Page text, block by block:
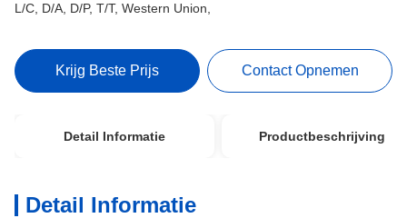
L/C, D/A, D/P, T/T, Western Union,
Krijg Beste Prijs Contact Opnemen
Detail Informatie Productbeschrijving
Detail Informatie